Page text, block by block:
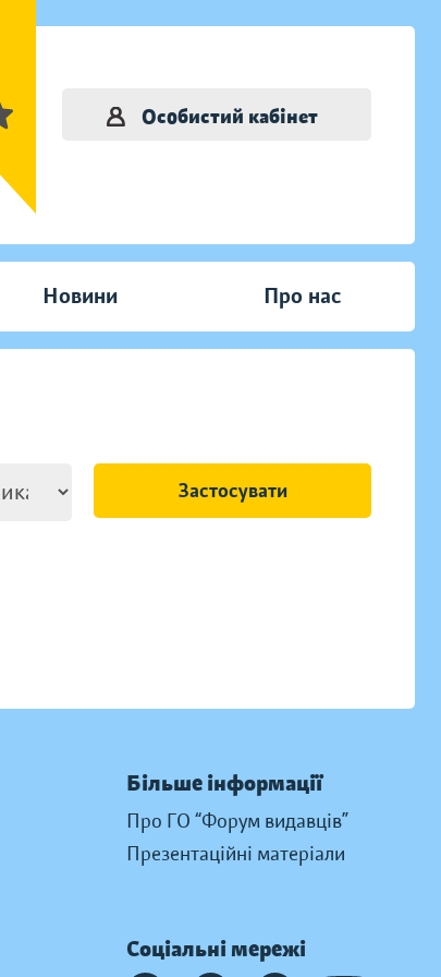
Особистий кабінет
Новини Про нас
Застосувати
Більше інформації
Про ГО “Форум видавців”
Презентаційні матеріали
Соціальні мережі